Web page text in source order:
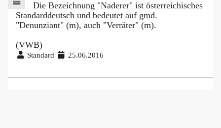
Die Bezeichnung "Naderer" ist österreichisches
Standarddeutsch und bedeutet auf gmd.
"Denunziant" (m), auch "Verräter" (m).
(VWB)
Standard 25.06.2016